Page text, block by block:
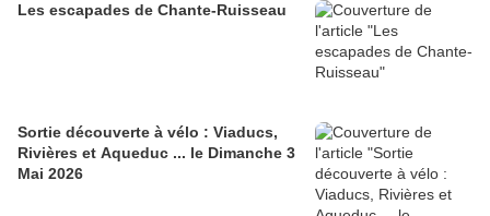
Les escapades de Chante-Ruisseau
Sortie découverte à vélo : Viaducs,
Rivières et Aqueduc ... le Dimanche 3
Mai 2026